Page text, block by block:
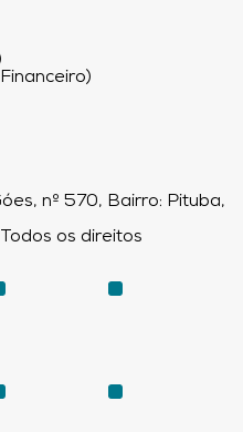
nº 570, Bairro: Pituba,
os direitos